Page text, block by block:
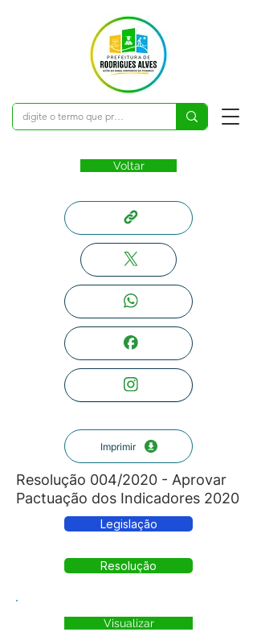
Voltar
Imprimir
Resolução 004/2020 - Aprovar
Pactuação dos Indicadores 2020
Legislação
Resolução
Visualizar